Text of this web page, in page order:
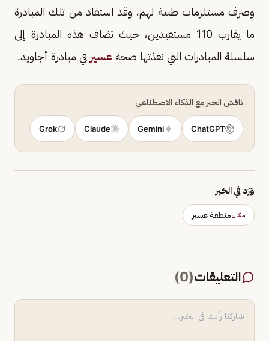
وصرف مستلزمات طبية لهم، وقد استفاد من تلك المبادرة
ما يقارب 110 مستفيدين، حيث تضاف هذه المبادرة إلى
سلسلة المبادرات التي نفذتها صحة عسير في مبادرة أجاويد.
ناقش الخبر مع الذكاء الاصطناعي
ChatGPT
Gemini
Claude
Grok
وَرَد في الخبر
مكانمنطقة عسير
التعليقات(
0
)